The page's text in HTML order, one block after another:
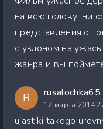
на всю голову, ни
представления о
с уклоном на
жанра и вы
R rusalochka65
17 марта 2014
ujastiki takogo